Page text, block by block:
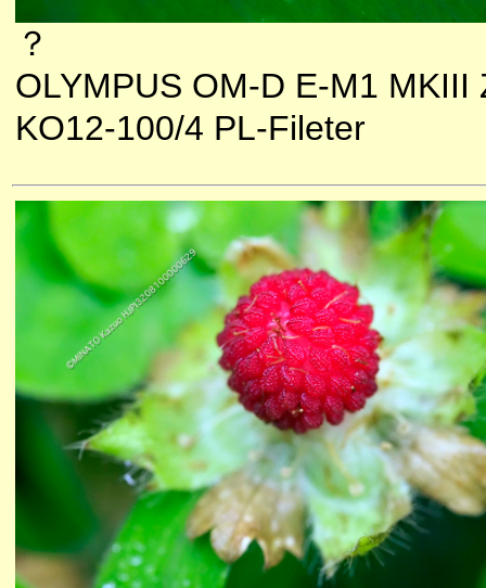
？
OLYMPUS OM-D E-M1 MKIII
KO12-100/4 PL-Fileter